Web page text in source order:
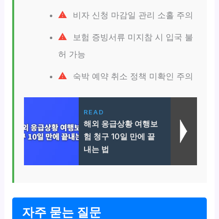
비자 신청 마감일 관리 소홀 주의
보험 증빙서류 미지참 시 입국 불
허 가능
숙박 예약 취소 정책 미확인 주의
READ
해외 응급상황 여행보
험 청구 10일 만에 끝
내는 법
자주 묻는 질문